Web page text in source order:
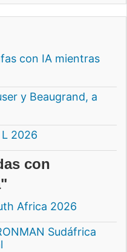
con IA mientras
y Beaugrand, a
L 2026
con
Africa 2026
Sudáfrica